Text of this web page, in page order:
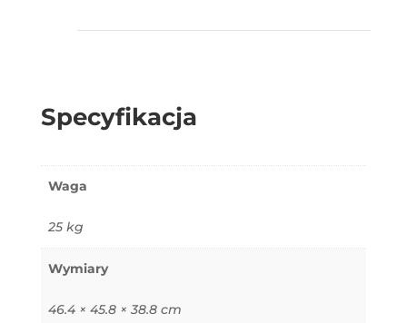
Specyfikacja
Waga
25 kg
Wymiary
46.4 × 45.8 × 38.8 cm